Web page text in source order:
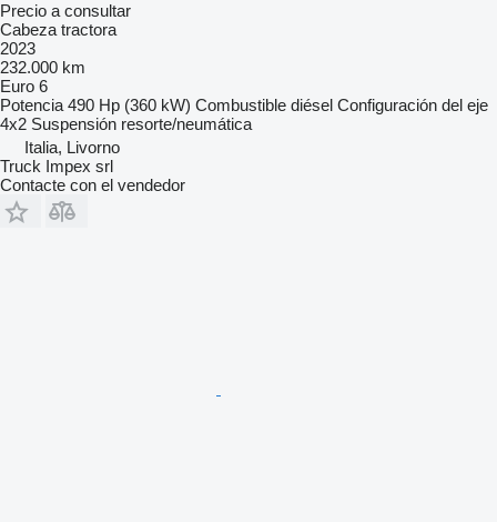
Precio a consultar
Cabeza tractora
2023
232.000 km
Euro 6
Potencia 490 Hp (360 kW) Combustible diésel Configuración del eje
4x2 Suspensión resorte/neumática
Italia, Livorno
Truck Impex srl
Contacte con el vendedor